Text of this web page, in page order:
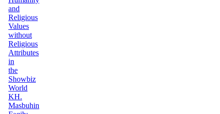
and
Religious
Values
without
Religious
Attributes
in
the
Showbiz
World
KH.
Masbuhin